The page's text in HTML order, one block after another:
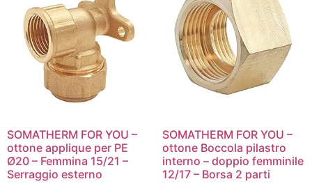
SOMATHERM FOR YOU –
ottone applique per PE
Ø20 – Femmina 15/21 –
Serraggio esterno
SOMATHERM FOR YOU –
ottone Boccola pilastro
interno – doppio femminile
12/17 – Borsa 2 parti